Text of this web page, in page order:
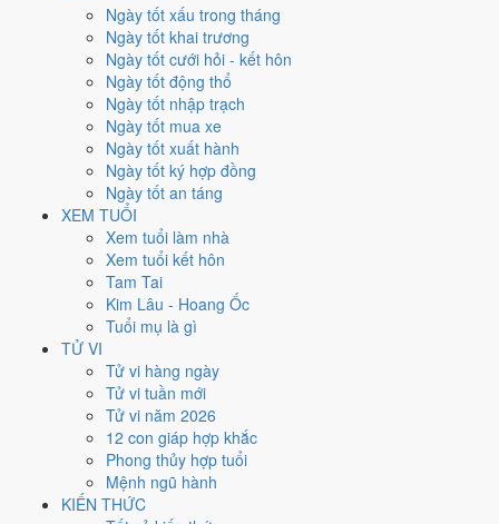
Ngày tốt xấu trong tháng
Ngày tốt khai trương
Ngày tốt cưới hỏi - kết hôn
Ngày tốt động thổ
Ngày tốt nhập trạch
Ngày tốt mua xe
Ngày tốt xuất hành
Ngày tốt ký hợp đồng
Ngày tốt an táng
XEM TUỔI
Xem tuổi làm nhà
Xem tuổi kết hôn
Tam Tai
Kim Lâu - Hoang Ốc
Tuổi mụ là gì
TỬ VI
Tử vi hàng ngày
Tử vi tuần mới
Tử vi năm 2026
12 con giáp hợp khắc
Phong thủy hợp tuổi
Mệnh ngũ hành
KIẾN THỨC
Xét theo từng việc,ký hợp đồngrộng cửa nhất với
Cưới hỏi hẹp nhất, chỉ13 ngày. Việc nào kén ngày thì nên chốt
Ngày xấu
Ngày quý hiếm
Lịch âm dương tháng 6/2026 chi
tiết từng ngày
Năm
Lưới lịch dưới đây trải đủ 30 ngày
của tháng 6/2026. Mỗi ô ghi ngày
dương, ngày âm và can chi ngày, tô màu theo 5 mức. Tháng này có
ngày từ mức Tốt trở lênvà12 ngày từ mức Xấu trở xuống
T3 T4